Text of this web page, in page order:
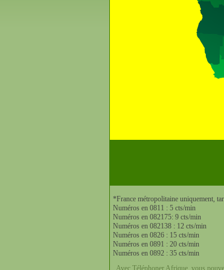
*France métropolitaine uniquement,
Numéros en 0811 : 5 cts/min
Numéros en 082175: 9 cts/min
Numéros en 082138 : 12 cts/min
Numéros en 0826 : 15 cts/min
Numéros en 0891 : 20 cts/min
Numéros en 0892 : 35 cts/min
Avec Téléphoner Afrique, vous